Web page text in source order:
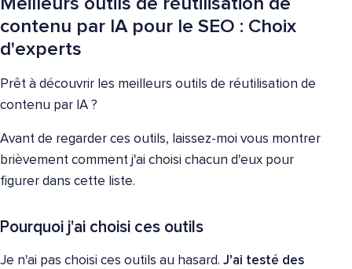
Meilleurs outils de réutilisation de
contenu par IA pour le SEO : Choix
d'experts
Prêt à découvrir les meilleurs outils de réutilisation de
contenu par IA ?
Avant de regarder ces outils, laissez-moi vous montrer
brièvement comment j'ai choisi chacun d'eux pour
figurer dans cette liste.
Pourquoi j'ai choisi ces outils
Je n'ai pas choisi ces outils au hasard. J'ai testé des